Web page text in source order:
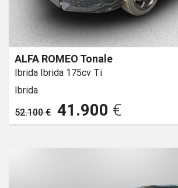
ALFA ROMEO Tonale
Ibrida Ibrida 175cv Ti
Ibrida
52.100 € 41.900 €